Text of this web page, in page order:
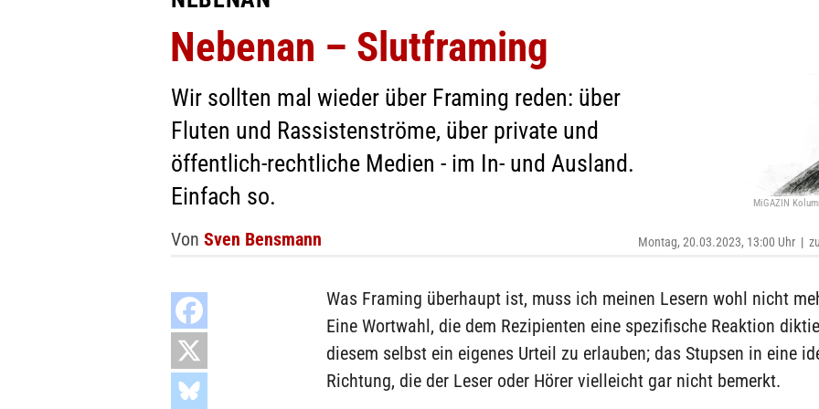
MiGAZIN
Nebenan – Slutframing
Wir sollten mal wieder über Framing reden: über
Fluten und Rassistenströme, über private und
öffentlich-rechtliche Medien - im In- und Ausland.
Einfach so.
Von Sven Bensmann Montag, 20.03.2023, 13:00 Uhr |
Was Framing überhaupt ist, muss ich meinen Lesern wohl nicht
Eine Wortwahl, die dem Rezipienten eine spezifische Reaktion
diesem selbst ein eigenes Urteil zu erlauben; das Stupsen in eine
Richtung, die der Leser oder Hörer vielleicht gar nicht bemerkt.